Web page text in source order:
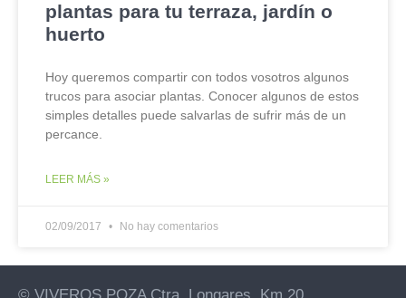
plantas para tu terraza, jardín o
huerto
Hoy queremos compartir con todos vosotros algunos
trucos para asociar plantas. Conocer algunos de estos
simples detalles puede salvarlas de sufrir más de un
percance.
LEER MÁS »
02/09/2017 No hay comentarios